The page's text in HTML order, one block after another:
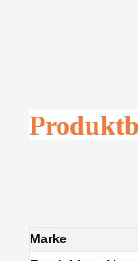
Marke